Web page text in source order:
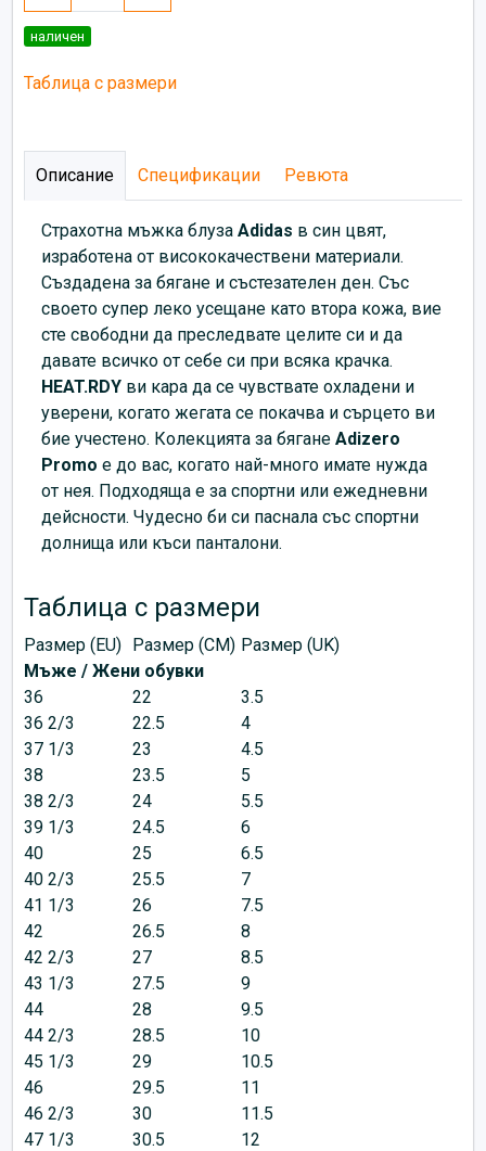
наличен
Таблица с размери
Описание Спецификации Ревюта
Страхотна мъжка блуза Adidas в син цвят,
изработена от висококачествени материали.
Създадена за бягане и състезателен ден. Със
своето супер леко усещане като втора кожа, вие
сте свободни да преследвате целите си и да
давате всичко от себе си при всяка крачка.
HEAT.RDY ви кара да се чувствате охладени и
уверени, когато жегата се покачва и сърцето ви
бие учестено. Колекцията за бягане Adizero
Promo е до вас, когато най-много имате нужда
от нея. Подходяща е за спортни или ежедневни
дейсности. Чудесно би си паснала със спортни
долнища или къси панталони.
Таблица с размери
Размер (EU) Размер (CM) Размер (UK)
Мъже / Жени обувки
36
22
3.5
36 2/3
22.5
4
37 1/3
23
4.5
38
23.5
5
38 2/3
24
5.5
39 1/3
24.5
6
40
25
6.5
40 2/3
25.5
7
41 1/3
26
7.5
42
26.5
8
42 2/3
27
8.5
43 1/3
27.5
9
44
28
9.5
44 2/3
28.5
10
45 1/3
29
10.5
46
29.5
11
46 2/3
30
11.5
47 1/3
30.5
12